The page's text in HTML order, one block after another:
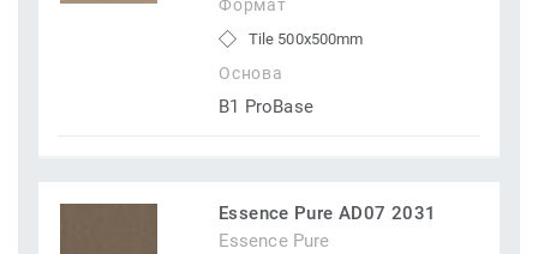
Формат
Tile 500x500mm
Основа
B1 ProBase
Essence Pure AD07 2031
Essence Pure